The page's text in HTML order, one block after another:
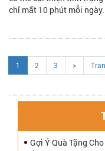
chỉ mất 10 phút mỗi ngày.
1 2 3 >
Gợi Ý Quà Tặng